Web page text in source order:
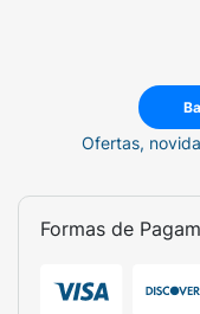
Ofertas,
Formas de